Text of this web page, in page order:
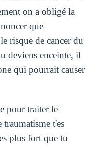
on a obligé la
que
risque de cancer du
deviens enceinte, il
qui pourrait causer
pour traiter le
t'es
plus fort que tu